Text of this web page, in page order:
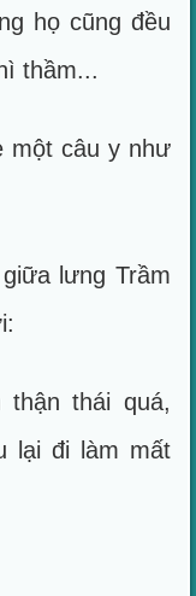
họ cũng đều
thầm...
một câu y như
lưng Trầm
thái quá,
lại đi làm mất